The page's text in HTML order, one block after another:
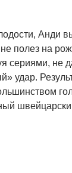
Анди
не полез на
сериями, не
удар.